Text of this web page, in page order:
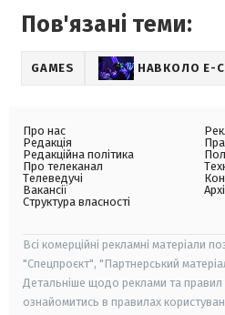
Пов'язані теми:
GAMES НАВКОЛО Е-
Про нас
Редакція
Редакційна політика
Про телеканал
Телеведучі
Вакансії
Структура власності
Всі комерційні рекламні матеріали
"Спецпроєкт", "Партнерський
Детальніше щодо реклами та
ознайомитись в правилах